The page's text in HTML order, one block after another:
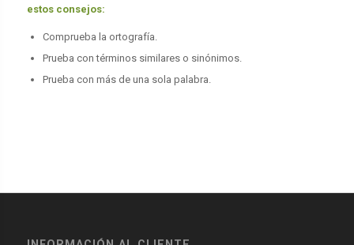
estos consejos:
Comprueba la ortografía.
Prueba con términos similares o sinónimos.
Prueba con más de una sola palabra.